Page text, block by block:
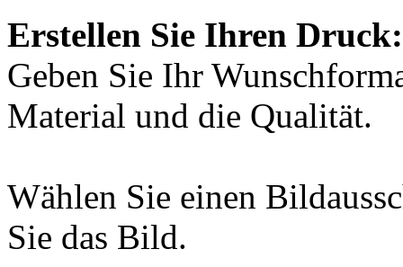
Erstellen Sie Ihren Druck:
Geben Sie Ihr
Material und die Qualität.
Wählen Sie einen
Sie das Bild.